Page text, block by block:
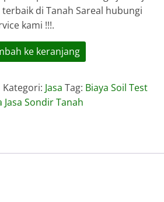
di Tanah Sareal hubungi
kami !!!.
ke keranjang
Kategori: Jasa Tag: Biaya Soil Test
Jasa Sondir Tanah